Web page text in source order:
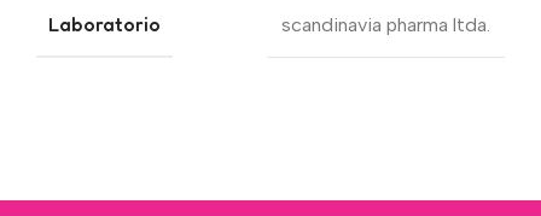
Laboratorio scandinavia pharma ltda.